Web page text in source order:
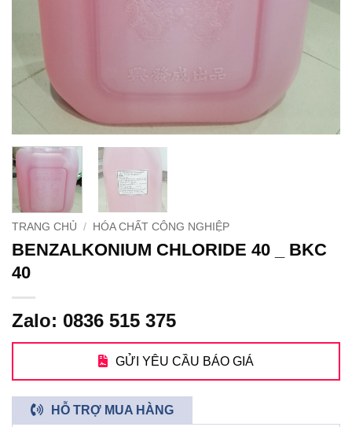
TRANG CHỦ / HÓA CHẤT CÔNG NGHIỆP
BENZALKONIUM CHLORIDE 40 _ BKC
40
Zalo: 0836 515 375
GỬI YÊU CẦU BÁO GIÁ
HỖ TRỢ MUA HÀNG